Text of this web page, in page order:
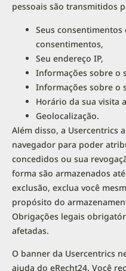
pessoais são transmitidos
Seus
consentimentos,
Seu endereço IP,
Informações sobre o
Informações sobre o
Horário da sua visita
Geolocalização.
Além disso, a Usercentrics
navegador para poder
concedidos ou sua
forma são armazenados
exclusão, exclua você
propósito do
Obrigações legais
afetadas.
O banner da Usercentrics
ajuda do eRecht24. Você